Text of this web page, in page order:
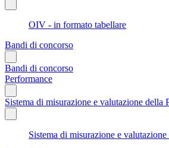
OIV - in formato tabellare
Bandi di concorso
Bandi di concorso
Performance
Sistema di misurazione e valutazione della
Sistema di misurazione e